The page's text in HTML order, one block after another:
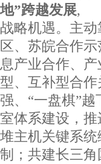
地”跨越发展,
战略机遇。主
区、苏皖合作
息产业合作、
型、互补型合作
强、“一盘棋”
室体系建设，
堆主机关键系
制；共建长三